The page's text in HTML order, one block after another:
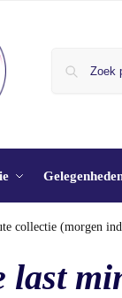
collectie (morgen
last